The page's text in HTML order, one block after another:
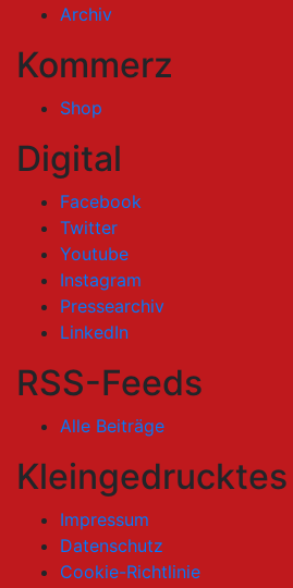
Archiv
Kommerz
Shop
Digital
Facebook
Twitter
Youtube
Instagram
Pressearchiv
LinkedIn
RSS-Feeds
Alle Beiträge
Kleingedrucktes
Impressum
Datenschutz
Cookie-Richtlinie